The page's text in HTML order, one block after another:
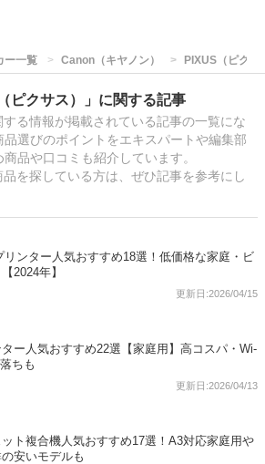
ー一覧 Canon（キヤノン） PIXUS（ピクサ
ピクサス）」に関する記事
る情報が掲載されている記事の一覧にな
品選びのポイントをエキスパートや編集部
品や口コミも紹介しています。
を探している方は、ぜひ記事を参考にし
リンター人気おすすめ18選！低価格な家庭・ビ
2024年】
更新日:2026/04/15
ー人気おすすめ22選【家庭用】高コスパ・Wi-
ちも
更新日:2026/04/13
ト複合機人気おすすめ17選！A3対応家庭用や
安いモデルも